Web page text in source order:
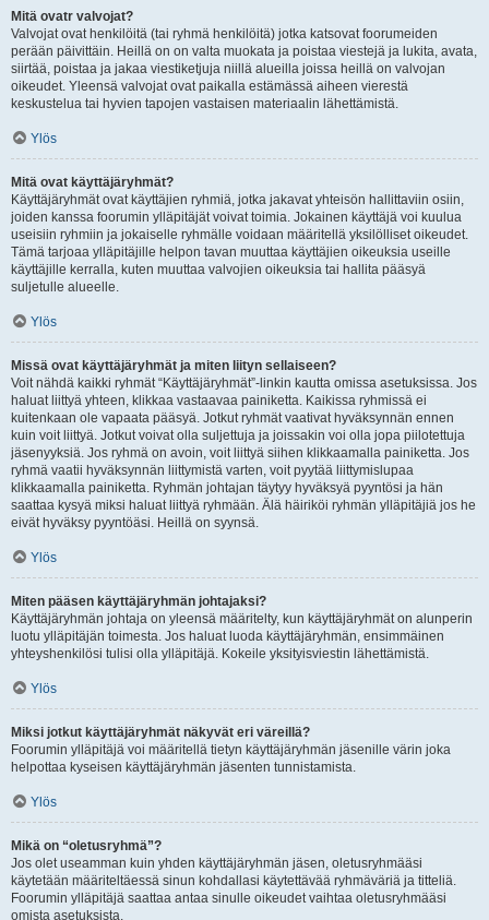
Mitä ovatr valvojat?
Valvojat ovat henkilöitä (tai ryhmä henkilöitä) jotka katsovat foorumeiden
perään päivittäin. Heillä on on valta muokata ja poistaa viestejä ja lukita, avata,
siirtää, poistaa ja jakaa viestiketjuja niillä alueilla joissa heillä on valvojan
oikeudet. Yleensä valvojat ovat paikalla estämässä aiheen vierestä
keskustelua tai hyvien tapojen vastaisen materiaalin lähettämistä.
Ylös
Mitä ovat käyttäjäryhmät?
Käyttäjäryhmät ovat käyttäjien ryhmiä, jotka jakavat yhteisön hallittaviin osiin,
joiden kanssa foorumin ylläpitäjät voivat toimia. Jokainen käyttäjä voi kuulua
useisiin ryhmiin ja jokaiselle ryhmälle voidaan määritellä yksilölliset oikeudet.
Tämä tarjoaa ylläpitäjille helpon tavan muuttaa käyttäjien oikeuksia useille
käyttäjille kerralla, kuten muuttaa valvojien oikeuksia tai hallita pääsyä
suljetulle alueelle.
Ylös
Missä ovat käyttäjäryhmät ja miten liityn sellaiseen?
Voit nähdä kaikki ryhmät “Käyttäjäryhmät”-linkin kautta omissa asetuksissa. Jos
haluat liittyä yhteen, klikkaa vastaavaa painiketta. Kaikissa ryhmissä ei
kuitenkaan ole vapaata pääsyä. Jotkut ryhmät vaativat hyväksynnän ennen
kuin voit liittyä. Jotkut voivat olla suljettuja ja joissakin voi olla jopa piilotettuja
jäsenyyksiä. Jos ryhmä on avoin, voit liittyä siihen klikkaamalla painiketta. Jos
ryhmä vaatii hyväksynnän liittymistä varten, voit pyytää liittymislupaa
klikkaamalla painiketta. Ryhmän johtajan täytyy hyväksyä pyyntösi ja hän
saattaa kysyä miksi haluat liittyä ryhmään. Älä häiriköi ryhmän ylläpitäjiä jos he
eivät hyväksy pyyntöäsi. Heillä on syynsä.
Ylös
Miten pääsen käyttäjäryhmän johtajaksi?
Käyttäjäryhmän johtaja on yleensä määritelty, kun käyttäjäryhmät on alunperin
luotu ylläpitäjän toimesta. Jos haluat luoda käyttäjäryhmän, ensimmäinen
yhteyshenkilösi tulisi olla ylläpitäjä. Kokeile yksityisviestin lähettämistä.
Ylös
Miksi jotkut käyttäjäryhmät näkyvät eri väreillä?
Foorumin ylläpitäjä voi määritellä tietyn käyttäjäryhmän jäsenille värin joka
helpottaa kyseisen käyttäjäryhmän jäsenten tunnistamista.
Ylös
Mikä on “oletusryhmä”?
Jos olet useamman kuin yhden käyttäjäryhmän jäsen, oletusryhmääsi
käytetään määriteltäessä sinun kohdallasi käytettävää ryhmäväriä ja titteliä.
Foorumin ylläpitäjä saattaa antaa sinulle oikeudet vaihtaa oletusryhmääsi
omista asetuksista.